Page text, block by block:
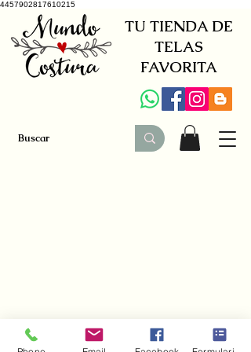
4457902817610215
TU TIENDA DE
TELAS
FAVORITA
+34 941579600 +34 650030142